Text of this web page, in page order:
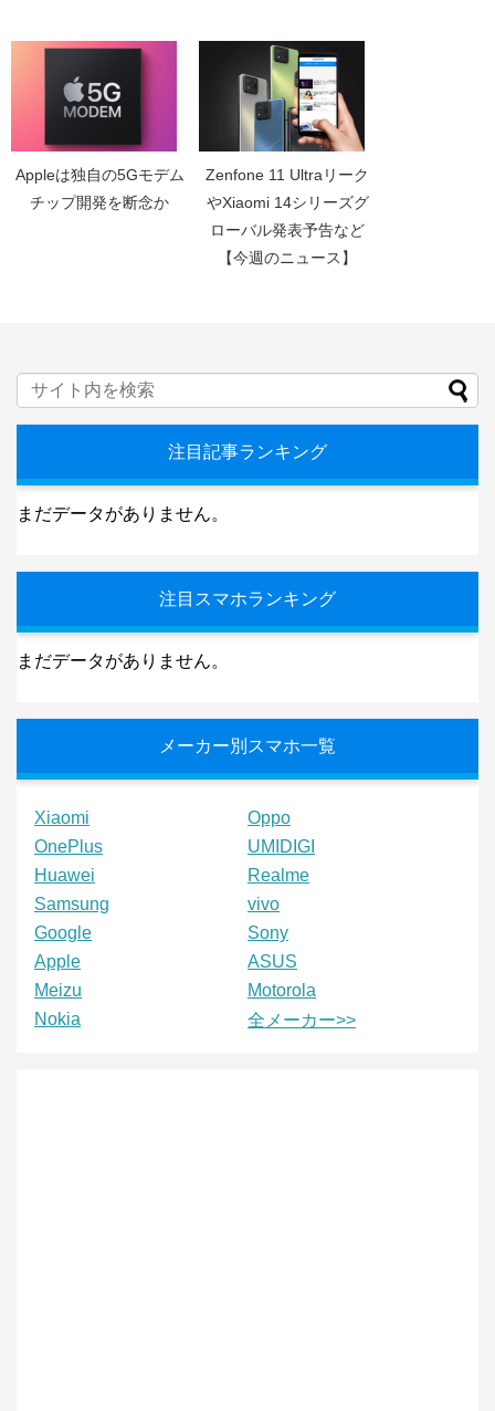
Appleは独自の5Gモデム
チップ開発を断念か
Zenfone 11 Ultraリーク
やXiaomi 14シリーズグ
ローバル発表予告など
【今週のニュース】
注目記事ランキング
まだデータがありません。
注目スマホランキング
まだデータがありません。
メーカー別スマホ一覧
Xiaomi
Oppo
OnePlus
UMIDIGI
Huawei
Realme
Samsung
vivo
Google
Sony
Apple
ASUS
Meizu
Motorola
Nokia
全メーカー>>